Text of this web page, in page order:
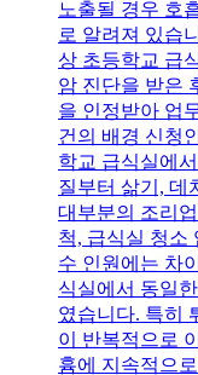
노출될 경우 호
로 알려져 있습
상 초등학교 급
암 진단을 받은
을 인정받아 업
건의 배경 신청
학교 급식실에
질부터 삶기, 데
대부분의 조리
척, 급식실 청소
수 인원에는 차
식실에서 동일
였습니다. 특히
이 반복적으로
흄에 지속적으